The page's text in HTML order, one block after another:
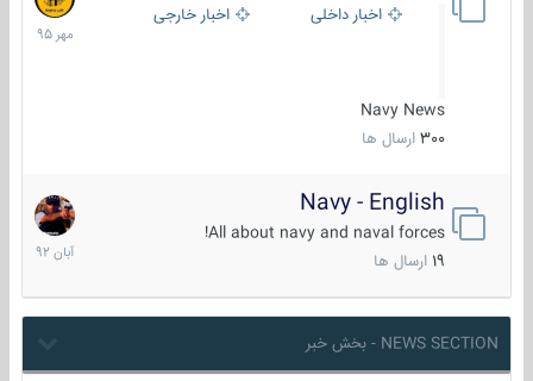
اخبار داخلی اخبار خارجی
Navy News
300 ارسال ها
مهر
1395
Navy - English
All about navy and naval forces!
ارسال ها
22
آبان
1392
NEWS SECTION - بخش خبر